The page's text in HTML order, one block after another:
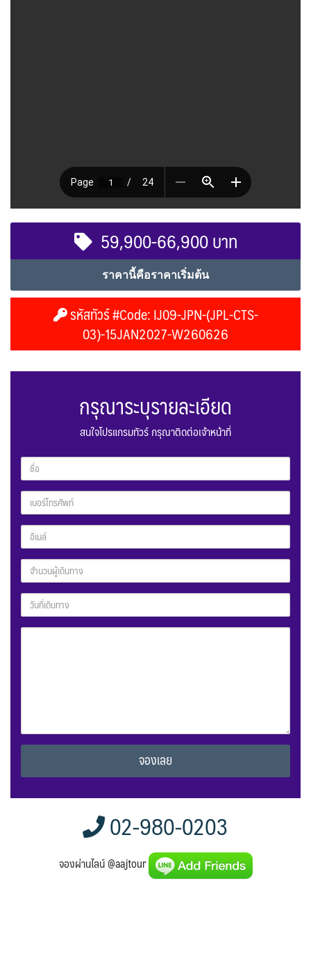
59,900-66,900 บาท
ราคานี้คือราคาเริ่มต้น
รหัสทัวร์ #Code: IJ09-JPN-(JPL-CTS-
03)-15JAN2027-W260626
กรุณาระบุรายละเอียด
สนใจโปรแกรมทัวร์ กรุณาติดต่อเจ้าหน้าที่
Alternative:
02-980-0203
จองผ่านไลน์ @aajtour